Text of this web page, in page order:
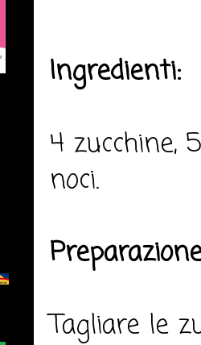
Ingredienti:
4 zucchine,
noci.
Tagliare le